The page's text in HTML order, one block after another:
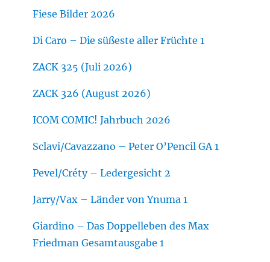
Fiese Bilder 2026
Di Caro – Die süßeste aller Früchte 1
ZACK 325 (Juli 2026)
ZACK 326 (August 2026)
ICOM COMIC! Jahrbuch 2026
Sclavi/Cavazzano – Peter O’Pencil GA 1
Pevel/Créty – Ledergesicht 2
Jarry/Vax – Länder von Ynuma 1
Giardino – Das Doppelleben des Max
Friedman Gesamtausgabe 1